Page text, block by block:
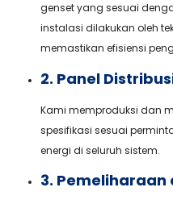
genset yang sesuai
instalasi dilakukan oleh
memastikan efisiensi
2. Panel
Kami memproduksi dan
spesifikasi sesuai
energi di seluruh sistem.
3.